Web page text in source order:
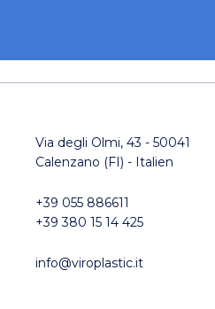
Via degli Olmi, 43 - 50041
Calenzano (FI) - Italien
+39 055 886611
+39 380 15 14 425
info@viroplastic.it